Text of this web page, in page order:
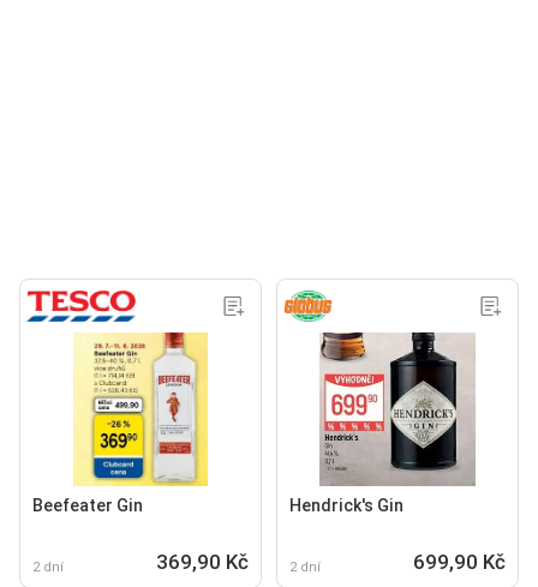
Beefeater Gin
2 dní 369,90 Kč
Hendrick's Gin
2 dní 699,90 Kč